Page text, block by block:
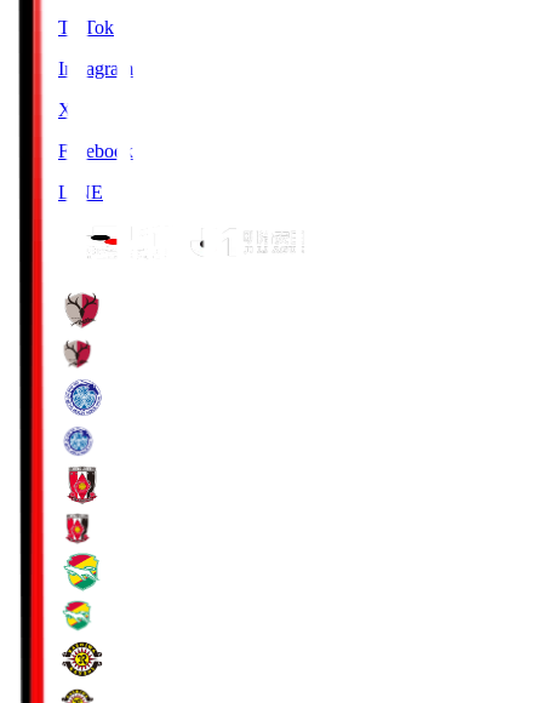
TikTok
Instagram
X
Facebook
LINE